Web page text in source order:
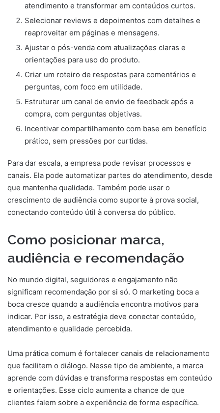
atendimento e transformar em conteúdos curtos.
Selecionar reviews e depoimentos com detalhes e
reaproveitar em páginas e mensagens.
Ajustar o pós-venda com atualizações claras e
orientações para uso do produto.
Criar um roteiro de respostas para comentários e
perguntas, com foco em utilidade.
Estruturar um canal de envio de feedback após a
compra, com perguntas objetivas.
Incentivar compartilhamento com base em benefício
prático, sem pressões por curtidas.
Para dar escala, a empresa pode revisar processos e
canais. Ela pode automatizar partes do atendimento, desde
que mantenha qualidade. Também pode usar o
crescimento de audiência como suporte à prova social,
conectando conteúdo útil à conversa do público.
Como posicionar marca,
audiência e recomendação
No mundo digital, seguidores e engajamento não
significam recomendação por si só. O marketing boca a
boca cresce quando a audiência encontra motivos para
indicar. Por isso, a estratégia deve conectar conteúdo,
atendimento e qualidade percebida.
Uma prática comum é fortalecer canais de relacionamento
que facilitem o diálogo. Nesse tipo de ambiente, a marca
aprende com dúvidas e transforma respostas em conteúdo
e orientações. Esse ciclo aumenta a chance de que
clientes falem sobre a experiência de forma específica.